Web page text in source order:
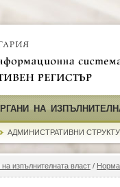
НА
АДМИНИСТРАТИВНИ
изпълнителната власт /